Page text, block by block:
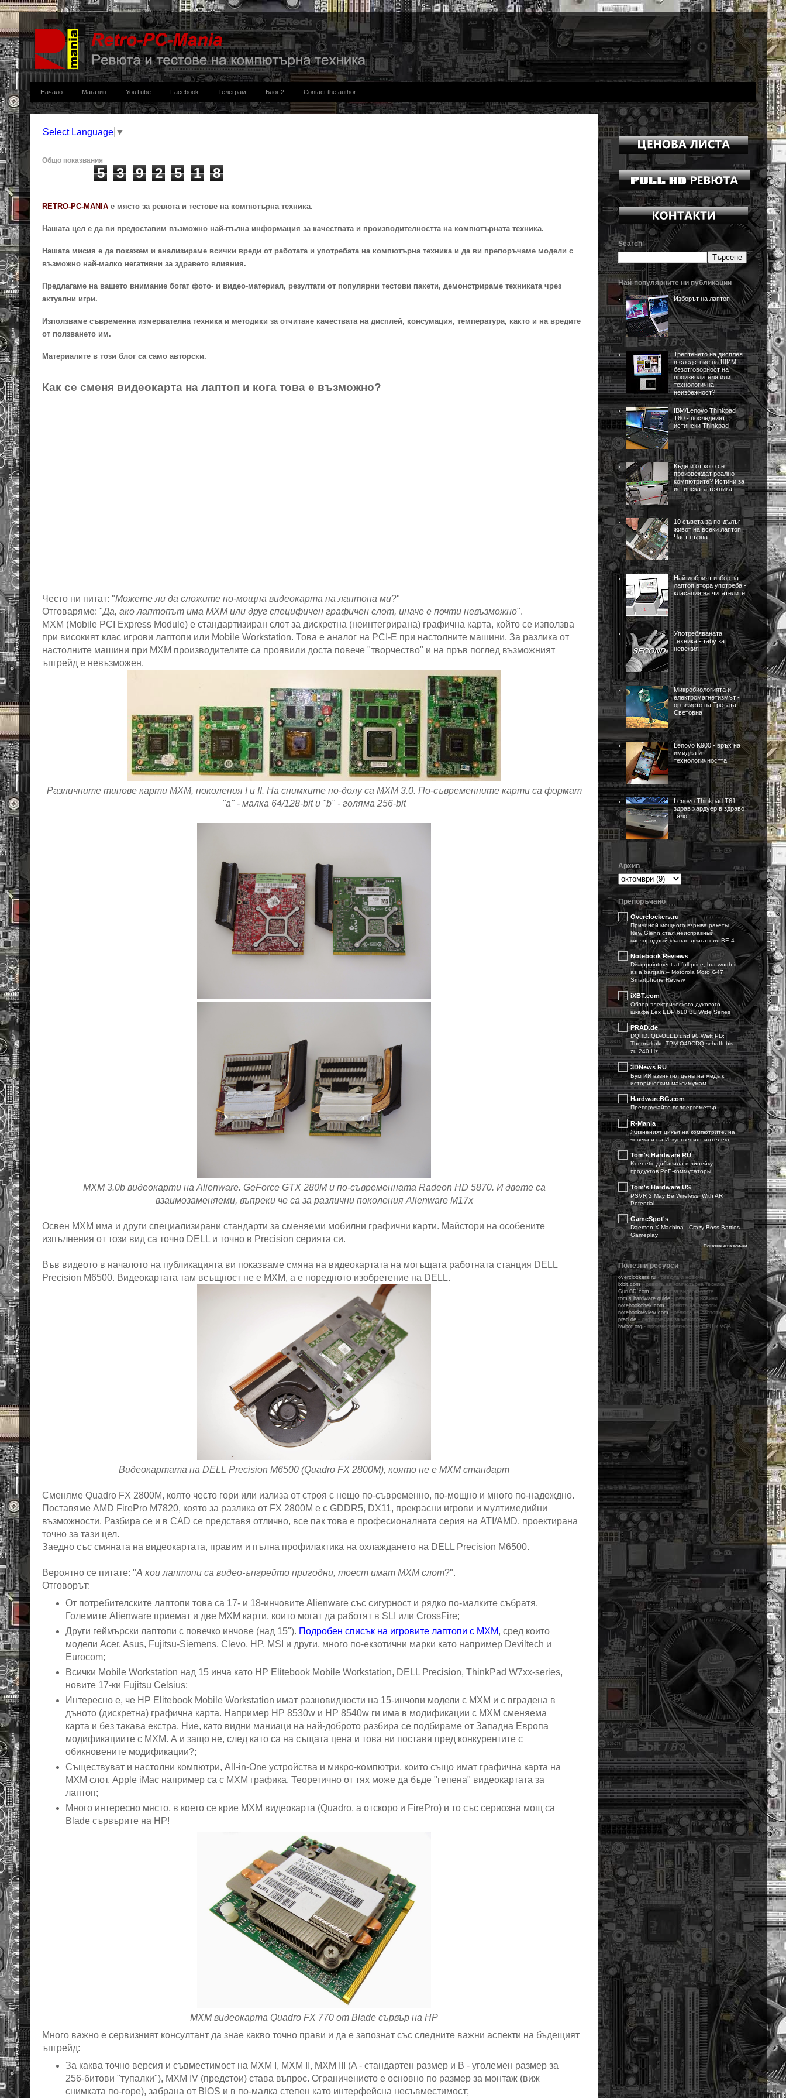
Начало Магазин YouTube Facebook Телеграм Блог 2 Contact the author
Select Language ▼
Общо показвания
5 3 9 2 5 1 8
RETRO-PC-MANIA e място за ревюта и тестове на компютърна техника.
Нашата цел е да ви предоставим възможно най-пълна информация за качествата и производителността на компютърната техника.
Нашата мисия е да покажем и анализираме всички вреди от работата и употребата на компютърна техника и да ви препоръчаме модели с
възможно най-малко негативни за здравето влияния.
Предлагаме на вашето внимание богат фото- и видео-материал, резултати от популярни тестови пакети, демонстрираме техниката чрез
актуални игри.
Използваме съвременна измервателна техника и методики за отчитане качествата на дисплей, консумация, температура, както и на вредите
от ползването им.
Материалите в този блог са само авторски.
Как се сменя видеокарта на лаптоп и кога това е възможно?
Често ни питат: "Можете ли да сложите по-мощна видеокарта на лаптопа ми?"
Отговаряме: "Да, ако лаптопът има MXM или друг специфичен графичен слот, иначе е почти невъзможно".
MXM (Mobile PCI Express Module) е стандартизиран слот за дискретна (неинтегрирана) графична карта, който се използва
при високият клас игрови лаптопи или Mobile Workstation. Това е аналог на PCI-E при настолните машини. За разлика от
настолните машини при MXM производителите са проявили доста повече "творчество" и на пръв поглед възможният
ъпгрейд е невъзможен.
Различните типове карти MXМ, поколения I и II. На снимките по-долу са MXM 3.0. По-съвременните карти са формат
"a" - малка 64/128-bit и "b" - голяма 256-bit
MXM 3.0b видеокарти на Alienware. GeForce GTX 280M и по-съвременната Radeon HD 5870. И двете са
взаимозаменяеми, въпреки че са за различни поколения Alienware M17x
Освен MXM има и други специализирани стандарти за сменяеми мобилни графични карти. Майстори на особените
изпълнения от този вид са точно DELL и точно в Precision серията си.
Във видеото в началото на публикацията ви показваме смяна на видеокартата на могъщата работната станция DELL
Precision M6500. Видеокартата там всъщност не е MXM, а е поредното изобретение на DELL.
Видеокартата на DELL Precision M6500 (Quadro FX 2800M), която не е MXM стандарт
Сменяме Quadro FX 2800M, която често гори или излиза от строя с нещо по-съвременно, по-мощно и много по-надеждно.
Поставяме AMD FirePro M7820, която за разлика от FX 2800М е с GDDR5, DX11, прекрасни игрови и мултимедийни
възможности. Разбира се и в CAD се представя отлично, все пак това е професионалната серия на ATI/AMD, проектирана
точно за тази цел.
Заедно със смяната на видеокартата, правим и пълна профилактика на охлаждането на DELL Precision M6500.
Вероятно се питате: "А кои лаптопи са видео-ъпгрейто пригодни, тоест имат MXM слот?".
Отговорът:
От потребителските лаптопи това са 17- и 18-инчовите Alienware със сигурност и рядко по-малките събратя.
Големите Alienware приемат и две MXM карти, които могат да работят в SLI или CrossFire;
Други геймърски лаптопи с повечко инчове (над 15"). Подробен списък на игровите лаптопи с MXM, сред които
модели Acer, Asus, Fujitsu-Siemens, Clevo, HP, MSI и други, много по-екзотични марки като например Deviltech и
Eurocom;
Всички Mobile Workstation над 15 инча като HP Elitebook Mobile Workstation, DELL Precision, ThinkPad W7xx-series,
новите 17-ки Fujitsu Celsius;
Интересно е, че HP Elitebook Mobile Workstation имат разновидности на 15-инчови модели с MXM и с вградена в
дъното (дискретна) графична карта. Например HP 8530w и HP 8540w ги има в модификации с MXM сменяема
карта и без такава екстра. Ние, като видни маниаци на най-доброто разбира се подбираме от Западна Европа
модификациите с MXM. А и защо не, след като са на същата цена и това ни поставя пред конкурентите с
обикновените модификации?;
Съществуват и настолни компютри, All-in-One устройства и микро-компютри, които също имат графична карта на
MXM слот. Apple iMac например са с MXM графика. Теоретично от тях може да бъде "гепена" видеокартата за
лаптоп;
Много интересно място, в което се крие MXM видеокарта (Quadro, а отскоро и FirePro) и то със сериозна мощ са
Blade сървърите на HP!
MXM видеокарта Quadro FX 770 от Blade сървър на HP
Много важно е сервизният консултант да знае какво точно прави и да е запознат със следните важни аспекти на бъдещият
ъпгрейд:
За каква точно версия и съвместимост на MXM I, MXM II, MXM III (A - стандартен размер и B - уголемен размер за
256-битови "тупалки"), MXM IV (предстои) става въпрос. Ограничението е основно по размер за монтаж (виж
снимката по-горе), забрана от BIOS и в по-малка степен като интерфейсна несъвместимост;
Search
Най-популярните ни публикации
Изборът на лаптоп
Трептенето на дисплея
в следствие на ШИМ -
безотговорност на
производителя или
технологична
неизбежност?
IBM/Lenovo Thinkpad
T60 - последният
истински Thinkpad
Къде и от кого се
произвеждат реално
компютрите? Истини за
истинската техника
10 съвета за по-дълъг
живот на всеки лаптоп.
Част първа
Най-добрият избор за
лаптоп втора употреба -
класация на читателите
Употребяваната
техника - табу за
невежия
Микробиологията и
електромагнетизмът -
оръжието на Третата
Световна
Lenovo K900 - връх на
имиджа и
технологичността
Lenovo Thinkpad T61 -
здрав хардуер в здраво
тяло
Архив
Препоръчано
Overclockers.ru
Причиной мощного взрыва ракеты
New Glenn стал неисправный
кислородный клапан двигателя BE-4
Notebook Reviews
Disappointment at full price, but worth it
as a bargain – Motorola Moto G47
Smartphone Review
iXBT.com
Обзор электрического духового
шкафа Lex EDP 610 BL Wide Series
PRAD.de
DQHD, QD-OLED und 90 Watt PD:
Thermaltake TPM-O49CDQ schafft bis
zu 240 Hz
3DNews RU
Бум ИИ взвинтил цены на медь к
историческим максимумам
HardwareBG.com
Препоручайте велоергометър
R-Mania
Жизненият цикъл на компютрите, на
човека и на Изкуственият интелект
Tom's Hardware RU
Keenetic добавила в линейку
продуктов PoE-коммутаторы
Tom's Hardware US
PSVR 2 May Be Wireless, With AR
Potential
GameSpot's
Daemon X Machina - Crazy Boss Battles
Gameplay
Показване на всички
Полезни ресурси
overclockers.ru -ревюта и новини
ixbit.com- ревюта на компютърна техника
Guru3D.com- всичко за видеокартите
tom's hardware guidе - ревюта и новини
notebookchek.com- ревюта на лаптопи
notebookreview.com- ревюта на лаптопи
prad.de - информация за монитори
hwbot.org- производителност на CPU и VGA